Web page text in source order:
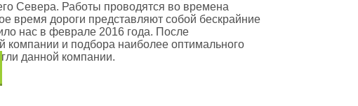
Севера. Работы проводятся во времена
время дороги представляют собой бескрайние
нас в феврале 2016 года. После
компании и подбора наиболее оптимального
данной компании.